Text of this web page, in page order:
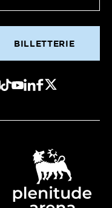
BILLETTERIE